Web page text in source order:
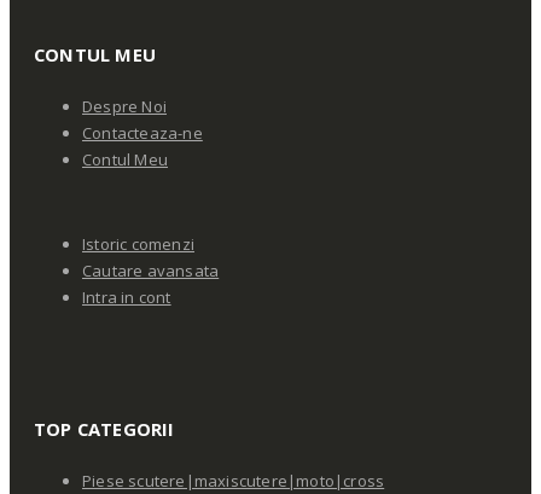
CONTUL MEU
Despre Noi
Contacteaza-ne
Contul Meu
Istoric comenzi
Cautare avansata
Intra in cont
TOP CATEGORII
Piese scutere|maxiscutere|moto|cross